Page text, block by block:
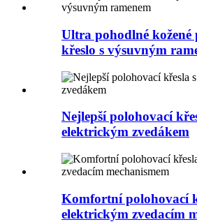
Ultra pohodlné kožené
křeslo s výsuvným
Nejlepší polohovací
elektrickým zvedákem
Komfortní polohovací
elektrickým zvedacím